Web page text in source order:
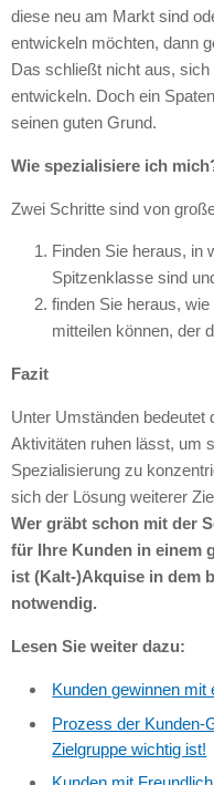
diese neu am Markt sind
entwickeln möchten, dann
Das schließt nicht aus,
entwickeln. Doch ein
seinen guten Grund.
Wie spezialisiere ich
Zwei Schritte sind von
Finden Sie heraus, in
Spitzenklasse sind
finden Sie heraus,
mitteilen können, der
Fazit
Unter Umständen bedeutet
Aktivitäten ruhen lässt, um
Spezialisierung zu
sich der Lösung weiterer
Wer gräbt schon mit der
für Ihre Kunden in einem
ist (Kalt-)Akquise in dem
notwendig.
Lesen Sie weiter dazu:
Kunden gewinnen
Prozess der Kunden-
Zielgruppe wichtig ist!